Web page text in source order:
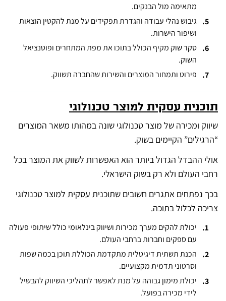
מתאימה מול הבנקים.
גיבוש נהלי עבודה והגדרת תפקידים על מנת להקטין הוצאות
ושיפור הישרות.
סקר שוק מקיף הכולל בתוכו את מפת המתחרים ופוטנציאל
השוק.
פירוט ותמחור המוצרים והשירות שהחברה תשווק.
תוכנית עסקית למוצר טכנולוגי
שיווק ומכירה של מוצר טכנולוגי שונה במהותו משאר המוצרים
“הרגילים” הקיימים בשוק.
אולי ההבדל הגדול ביותר הוא האפשרות לשווק את המוצר בכל
רחבי העולם ולא רק בשוק הישראלי.
בכך נפתחים אתגרים חשובים שתוכנית עסקית למוצר טכנולוגי
צריכה לכלול בתוכה.
יכולת להקים מערך מכירות ושיווק בינלאומי כולל שיתופי פעולה
עם ספקים וחברות ברחבי העולם.
הכנת תשתית דיגיטלית מתקדמת הכוללת תוכן בכמה שפות
וסרטוני תדמית מקצועיים.
יכולת מימון גבוהה על מנת לאפשר לתהליכי השיווק להבשיל
לידי מכירה בפועל.